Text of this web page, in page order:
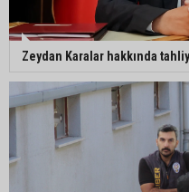
Zeydan Karalar hakkında